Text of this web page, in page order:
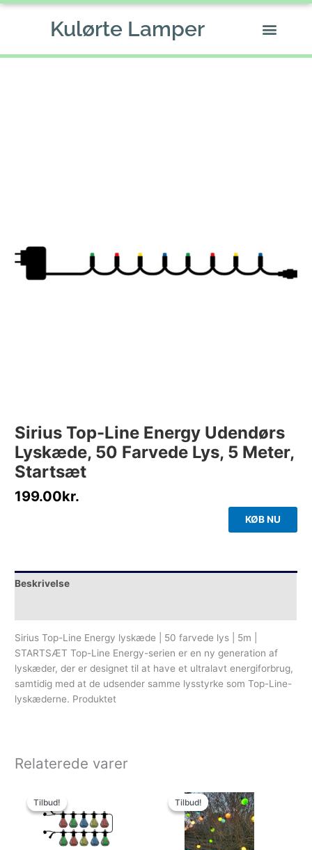
Gå
Kulørte Lamper
Sirius Top-Line Energy Udendørs
Lyskæde, 50 Farvede Lys, 5 Meter,
Startsæt
199.00kr.
KØB NU
Beskrivelse
Sirius Top-Line Energy lyskæde | 50 farvede lys | 5m |
STARTSÆT Top-Line Energy-serien er en ny generation af
lyskæder, der er designet til at have et ultralavt energiforbrug,
samtidig med at de udsender samme lysstyrke som Top-Line-
lyskæderne. Produktet
Relaterede varer
Tilbud!
Tilbud!
pris
var:
133.00kr..
pris
er:
122.00kr..
Tilbud!
Tilbud!
oprindelige
pris
var:
149.00kr..